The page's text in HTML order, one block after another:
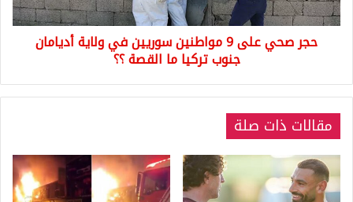
ولاية
أديامان
القصة
حجر صحي على 9 مواطنين سوريين في ولاية أديامان
جنوب تركيا ما القصة ؟؟
مقالات ذات صلة